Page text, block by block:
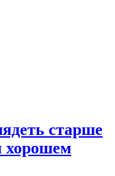
старше
хорошем